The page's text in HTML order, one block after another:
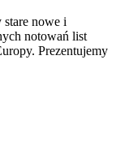
nowe i
notowań list
Prezentujemy